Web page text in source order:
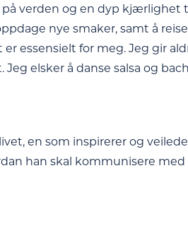
verden og en dyp kjærlighet
nye smaker, samt å
essensielt for meg. Jeg gir
elsker å danse salsa og
en som inspirerer og
han skal kommunisere